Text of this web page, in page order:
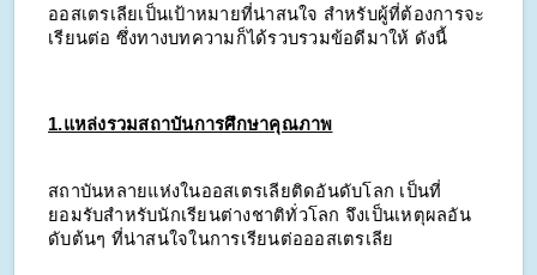
ออสเตรเลียเป็นเป้าหมายที่น่าสนใจ สำหรับผู้ที่ต้องการจะ
เรียนต่อ ซึ่งทางบทความก็ได้รวบรวมข้อดีมาให้ ดังนี้
1.แหล่งรวมสถาบันการศึกษาคุณภาพ
สถาบันหลายแห่งในออสเตรเลียติดอันดับโลก เป็นที่
ยอมรับสำหรับนักเรียนต่างชาติทั่วโลก จึงเป็นเหตุผลอัน
ดับต้นๆ ที่น่าสนใจในการเรียนต่อออสเตรเลีย